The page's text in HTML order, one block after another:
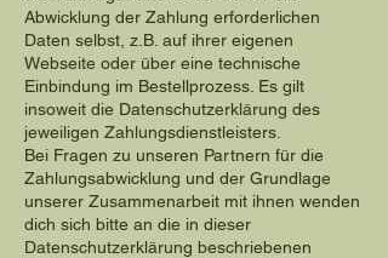
Abwicklung der Zahlung erforderlichen
Daten selbst, z.B. auf ihrer eigenen
Webseite oder über eine technische
Einbindung im Bestellprozess. Es gilt
insoweit die Datenschutzerklärung des
jeweiligen Zahlungsdienstleisters.
Bei Fragen zu unseren Partnern für die
Zahlungsabwicklung und der Grundlage
unserer Zusammenarbeit mit ihnen wenden
dich sich bitte an die in dieser
Datenschutzerklärung beschriebenen